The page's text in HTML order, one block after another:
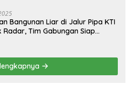
Bangunan Liar di Jalur Pipa KTI
Radar, Tim Gabungan Siap